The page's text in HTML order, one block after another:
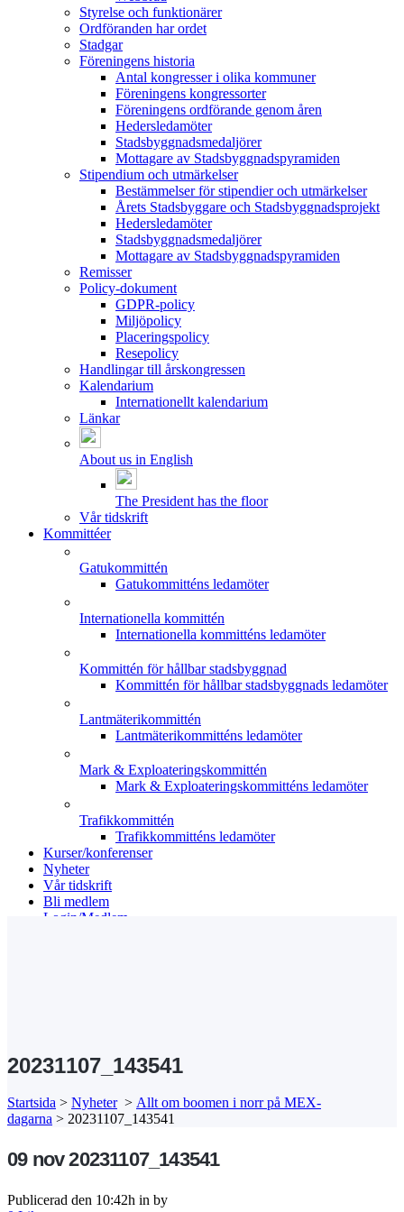
Styrelse och funktionärer
Ordföranden har ordet
Stadgar
Föreningens historia
Antal kongresser i olika kommuner
Föreningens kongressorter
Föreningens ordförande genom åren
Hedersledamöter
Stadsbyggnadsmedaljörer
Mottagare av Stadsbyggnadspyramiden
Stipendium och utmärkelser
Bestämmelser för stipendier och utmärkelser
Årets Stadsbyggare och Stadsbyggnadsprojekt
Hedersledamöter
Stadsbyggnadsmedaljörer
Mottagare av Stadsbyggnadspyramiden
Remisser
Policy-dokument
GDPR-policy
Miljöpolicy
Placeringspolicy
Resepolicy
Handlingar till årskongressen
Kalendarium
Internationellt kalendarium
Länkar
About us in English
The President has the floor
Vår tidskrift
Kommittéer
Gatukommittén
Gatukommitténs ledamöter
Internationella kommittén
Internationella kommitténs ledamöter
Kommittén för hållbar stadsbyggnad
Kommittén för hållbar stadsbyggnads ledamöter
Lantmäterikommittén
Lantmäterikommitténs ledamöter
Mark & Exploateringskommittén
Mark & Exploateringskommitténs ledamöter
Trafikkommittén
Trafikkommitténs ledamöter
Kurser/konferenser
Nyheter
Vår tidskrift
Bli medlem
Login/Medlem
20231107_143541
Startsida > Nyheter > Allt om boomen i norr på MEX-
dagarna > 20231107_143541
09 nov20231107_143541
Publicerad den 10:42h in by